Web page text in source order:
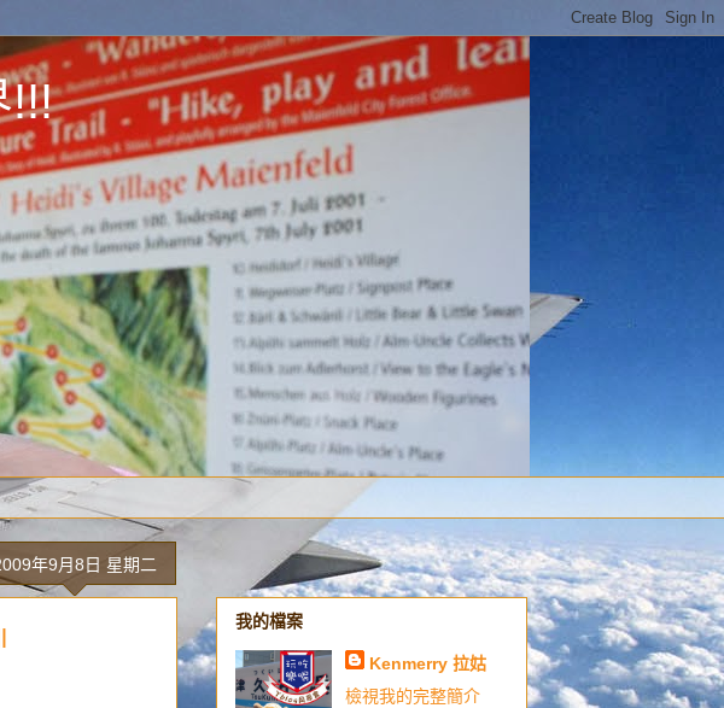
!!!
年9月8日 星期二
我的檔案
Kenmerry 拉姑
檢視我的完整簡介